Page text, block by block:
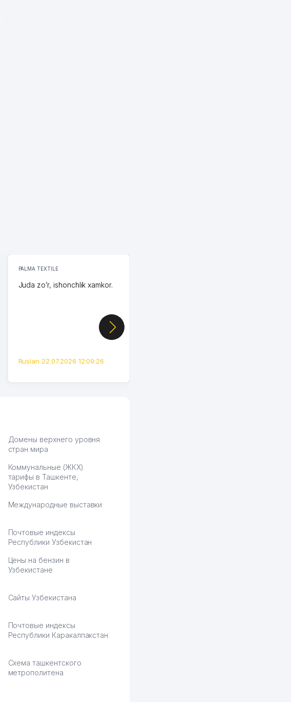
PALMA TEXTILE
Juda zo’r, ishonchlik xamkor.
Ruslan 22.07.2026 12:09:26
Домены верхнего уровня
стран мира
Коммунальные (ЖКХ)
тарифы в Ташкенте,
Узбекистан
Международные выставки
Почтовые индексы
Республики Узбекистан
Цены на бензин в
Узбекистане
Сайты Узбекистана
Почтовые индексы
Республики Каракалпакстан
Схема ташкентского
метрополитена